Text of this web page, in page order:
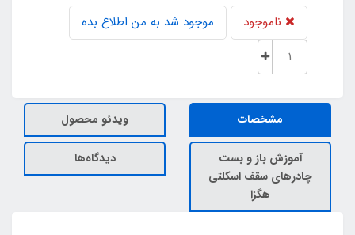
ناموجود موجود شد به من اطلاع بده
مشخصات ویدئو محصول
آموزش باز و بست
چادرهای سقف اسکلتی
هگزا
دیدگاه‌ها